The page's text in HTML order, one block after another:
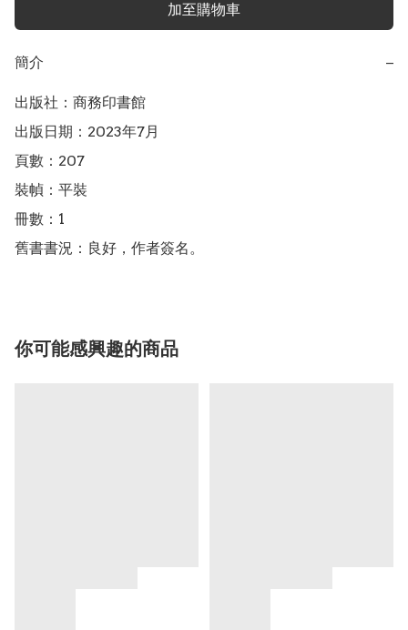
加至購物車
簡介 −
出版社：商務印書館
出版日期：2023年7月
頁數：207
裝幀：平裝
冊數：1
舊書書況：良好，作者簽名。
你可能感興趣的商品